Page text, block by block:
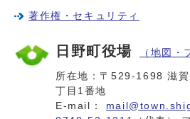
著作権・セキュリティ
日野町役場 （地図・
所在地：〒529-1698 滋
丁目1番地
E-mail：